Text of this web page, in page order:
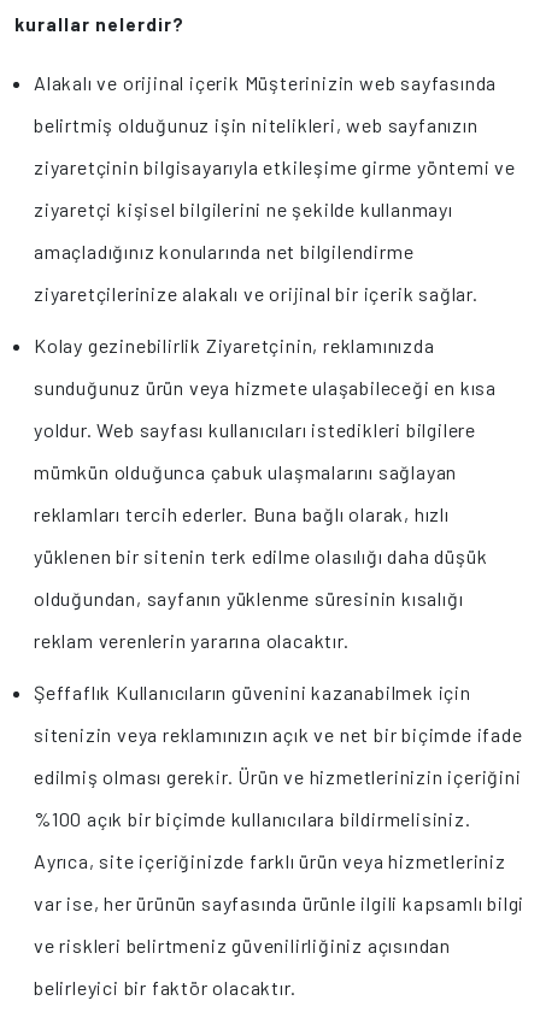
kurallar nelerdir?
Alakalı ve orijinal içerik Müşterinizin web sayfasında
belirtmiş olduğunuz işin nitelikleri, web sayfanızın
ziyaretçinin bilgisayarıyla etkileşime girme yöntemi ve
ziyaretçi kişisel bilgilerini ne şekilde kullanmayı
amaçladığınız konularında net bilgilendirme
ziyaretçilerinize alakalı ve orijinal bir içerik sağlar.
Kolay gezinebilirlik Ziyaretçinin, reklamınızda
sunduğunuz ürün veya hizmete ulaşabileceği en kısa
yoldur. Web sayfası kullanıcıları istedikleri bilgilere
mümkün olduğunca çabuk ulaşmalarını sağlayan
reklamları tercih ederler. Buna bağlı olarak, hızlı
yüklenen bir sitenin terk edilme olasılığı daha düşük
olduğundan, sayfanın yüklenme süresinin kısalığı
reklam verenlerin yararına olacaktır.
Şeffaflık Kullanıcıların güvenini kazanabilmek için
sitenizin veya reklamınızın açık ve net bir biçimde ifade
edilmiş olması gerekir. Ürün ve hizmetlerinizin içeriğini
%100 açık bir biçimde kullanıcılara bildirmelisiniz.
Ayrıca, site içeriğinizde farklı ürün veya hizmetleriniz
var ise, her ürünün sayfasında ürünle ilgili kapsamlı bilgi
ve riskleri belirtmeniz güvenilirliğiniz açısından
belirleyici bir faktör olacaktır.